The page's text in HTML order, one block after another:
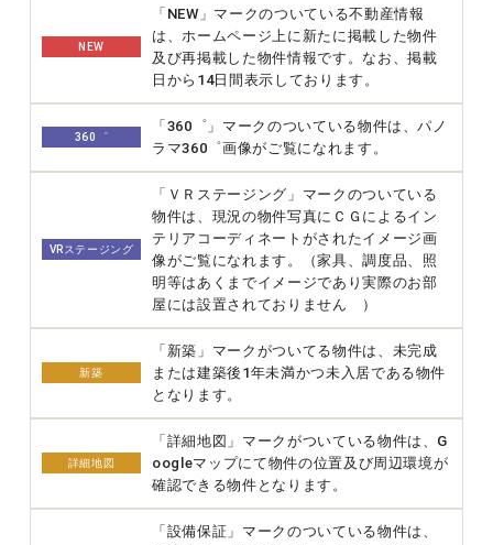
NEW
「NEW」マークのついている不動産情報
は、ホームページ上に新たに掲載した物件
及び再掲載した物件情報です。なお、掲載
日から14日間表示しております。
360゜
「360゜」マークのついている物件は、パノ
ラマ360゜画像がご覧になれます。
VRステージング
「ＶＲステージング」マークのついている
物件は、現況の物件写真にＣＧによるイン
テリアコーディネートがされたイメージ画
像がご覧になれます。（家具、調度品、照
明等はあくまでイメージであり実際のお部
屋には設置されておりません ）
新築
「新築」マークがついてる物件は、未完成
または建築後1年未満かつ未入居である物件
となります。
詳細地図
「詳細地図」マークがついている物件は、G
oogleマップにて物件の位置及び周辺環境が
確認できる物件となります。
「設備保証」マークのついている物件は、